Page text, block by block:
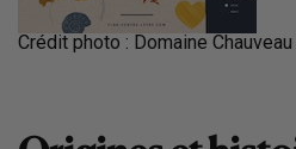
Crédit photo : Domaine Chauveau